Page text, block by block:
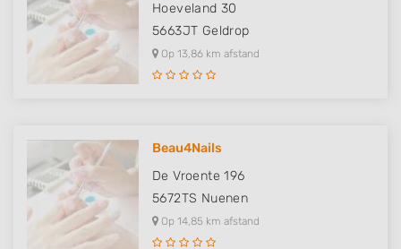
Hoeveland 30
5663JT Geldrop
Op 13,86 km afstand
Beau4Nails
De Vroente 196
5672TS Nuenen
Op 14,85 km afstand